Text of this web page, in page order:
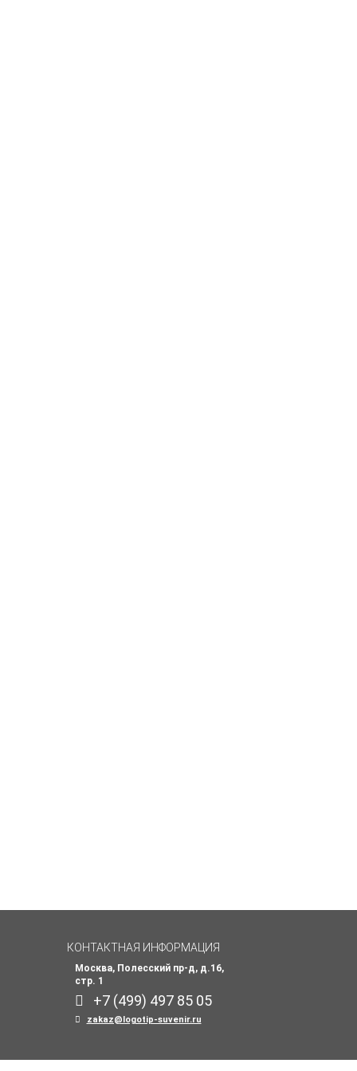
КОНТАКТНАЯ ИНФОРМАЦИЯ
Москва, Полесский пр-д, д.16,
стр. 1
+7 (499) 497 85 05
zakaz@logotip-suvenir.ru